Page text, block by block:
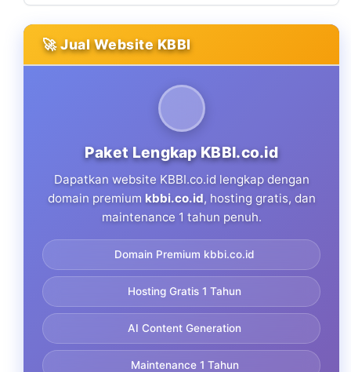
🚀 Jual Website KBBI
Paket Lengkap KBBI.co.id
Dapatkan website KBBI.co.id lengkap dengan
domain premium kbbi.co.id, hosting gratis, dan
maintenance 1 tahun penuh.
Domain Premium kbbi.co.id
Hosting Gratis 1 Tahun
AI Content Generation
Maintenance 1 Tahun